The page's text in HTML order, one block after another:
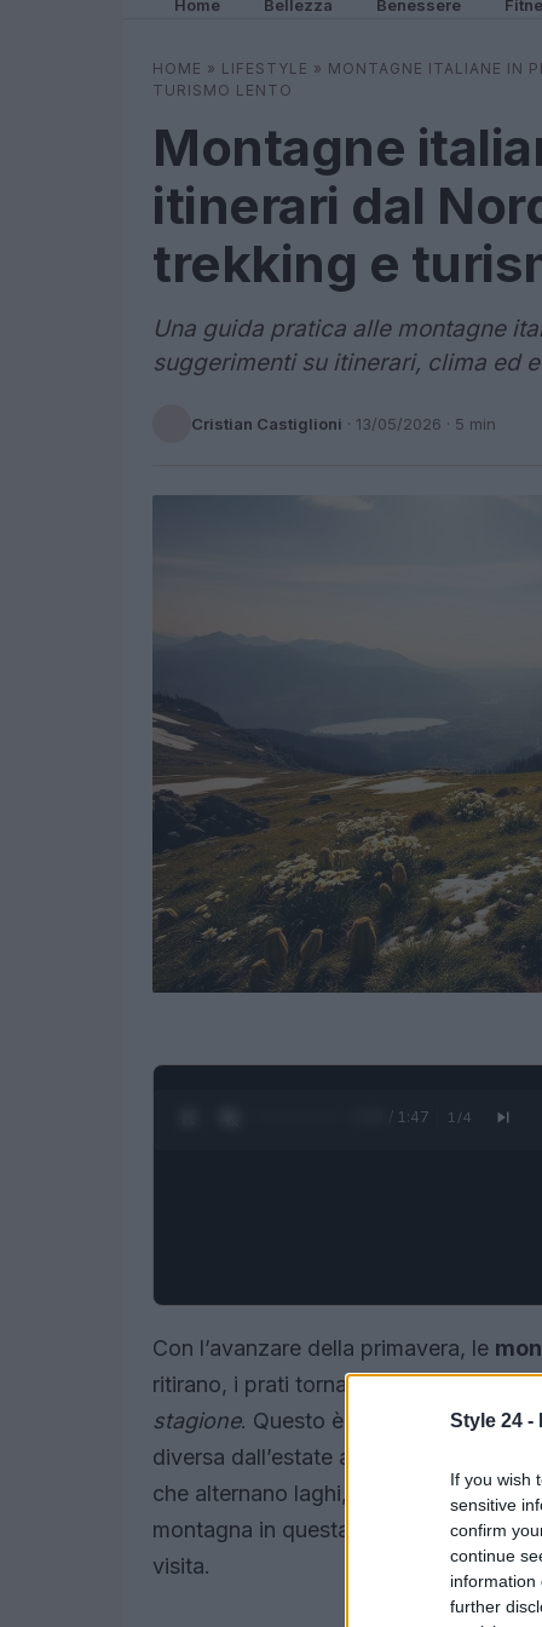
Style 24 -
If you wish
sensitive
confirm
continue
information
further
Home Bellezza Benessere
HOME » LIFESTYLE » MONTAGNE ITALIANE IN
TURISMO LENTO
Montagne
itinerari dal
trekking e
Una guida pratica alle montagne
suggerimenti su itinerari, clima ed
Cristian Castiglioni · 13/05/2026 · 5 min
0:27 / 1:47 1 /4
Con l’avanzare della primavera, le
ritirano, i prati tornano verdi e i
stagione. Questo è il momento
diversa dall’estate affollata: quotidiani
che alternano laghi, foreste e valli. In
montagna in questa stagione e quali
visita.